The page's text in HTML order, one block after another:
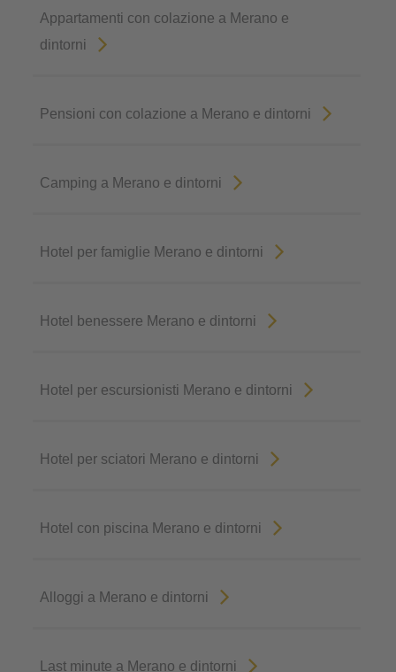
Appartamenti con colazione a Merano e
dintorni
Pensioni con colazione a Merano e dintorni
Camping a Merano e dintorni
Hotel per famiglie Merano e dintorni
Hotel benessere Merano e dintorni
Hotel per escursionisti Merano e dintorni
Hotel per sciatori Merano e dintorni
Hotel con piscina Merano e dintorni
Alloggi a Merano e dintorni
Last minute a Merano e dintorni